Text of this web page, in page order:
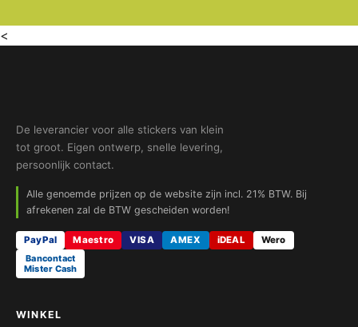
<
De leverancier voor alle stickers van klein
tot groot. Eigen ontwerp, snelle levering,
persoonlijk contact.
Alle genoemde prijzen op de website zijn incl. 21% BTW. Bij
afrekenen zal de BTW gescheiden worden!
PayPal Maestro VISA AMEX iDEAL
Wero
Bancontact
Mister Cash
WINKEL